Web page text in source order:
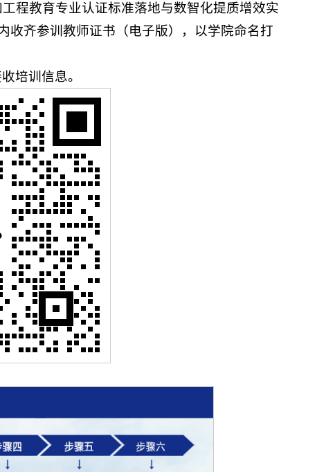
程教育专业认证标准落地与数智化提质增效实
收齐参训教师证书（电子版），以学院命名打
培训信息。